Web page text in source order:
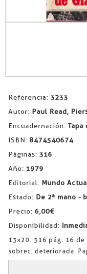
Referencia: 3233
Autor: Paul Read,
Encuadernación: Tapa
ISBN: 8474540674
Páginas: 316
Año: 1979
Editorial: Mundo
Estado: De 2ª mano -
Precio: 6,00€
Disponibilidad:
13x20. 316 pág. 16 de
sobrec. deteriorada.